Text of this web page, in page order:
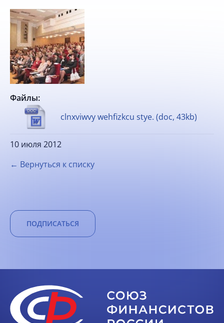
Файлы:
clnxviwvy wehfizkcu stye. (doc, 43kb)
10 июля 2012
← Вернуться к списку
ПОДПИСАТЬСЯ